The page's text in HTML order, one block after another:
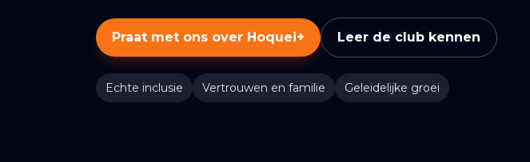
Praat met ons over Hoquei+ Leer de club kennen
Echte inclusie Vertrouwen en familie Geleidelijke groei